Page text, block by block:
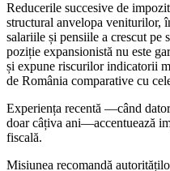
Reducerile succesive de
structural anvelopa veniturilor,
salariile și pensiile a crescut
poziție expansionistă nu este
și expune riscurilor indicatorii
de România comparative cu
Experiența recentă —când
doar câțiva ani—accentuează
fiscală.
Misiunea recomandă